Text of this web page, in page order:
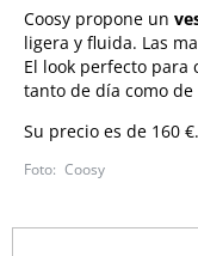
Coosy propone un
ligera y fluida. Las
El look perfecto para
tanto de día como de
Su precio es de 160 €.
Coosy